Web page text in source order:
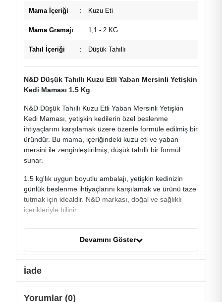
Mama İçeriği : Kuzu Eti
Mama Gramajı : 1,1 - 2 KG
Tahıl İçeriği : Düşük Tahıllı
N&D Düşük Tahıllı Kuzu Etli Yaban Mersinli Yetişkin
Kedi Maması 1.5 Kg
N&D Düşük Tahıllı Kuzu Etli Yaban Mersinli Yetişkin
Kedi Maması, yetişkin kedilerin özel beslenme
ihtiyaçlarını karşılamak üzere özenle formüle edilmiş bir
üründür. Bu mama, içeriğindeki kuzu eti ve yaban
mersini ile zenginleştirilmiş, düşük tahıllı bir formül
sunar.
1.5 kg'lık uygun boyutlu ambalajı, yetişkin kedinizin
günlük beslenme ihtiyaçlarını karşılamak ve ürünü taze
tutmak için idealdir. N&D markası, doğal ve sağlıklı
içerikleriyle bilinir.
Düşük tahıllı formülü, yetişkin kedinizin kilo kontrolüne
yardımcı olabilir ve hassas sindirim sistemini
destekleyebilir. Kuzu eti, yüksek kaliteli protein
desteklemeyi amaçlar. Yaban mersini içeriği, içerdikleri
Devamını Göster
İade
Yorumlar (0)